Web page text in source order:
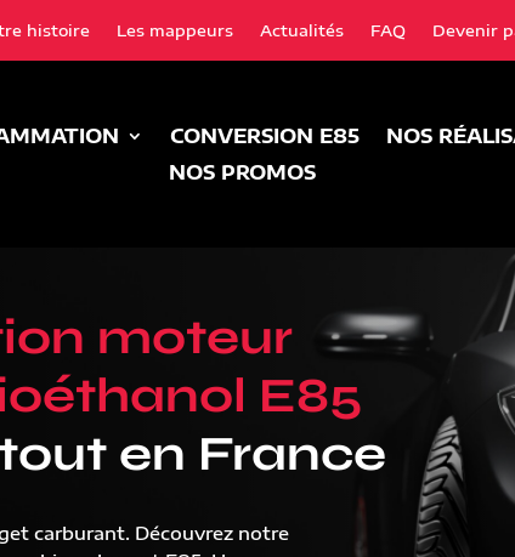
histoire Les mappeurs Actualités FAQ Devenir
CONVERSION E85
NOS
NOS PROMOS
moteur
E85
en France
carburant. Découvrez notre